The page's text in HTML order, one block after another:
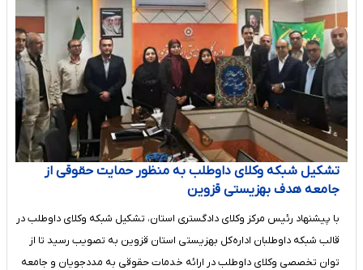
تشکیل شبکه وکلای داوطلب به منظور حمایت حقوقی از
جامعه هدف بهزیستی قزوین
با پیشنهاد رئیس مرکز وکلای دادگستری استان، تشکیل شبکه وکلای داوطلب در
قالب شبکه داوطلبان اداره‌کل بهزیستی استان قزوین به تصویب رسید تا از
توان تخصصی وکلای داوطلب در ارائه خدمات حقوقی به مددجویان و جامعه